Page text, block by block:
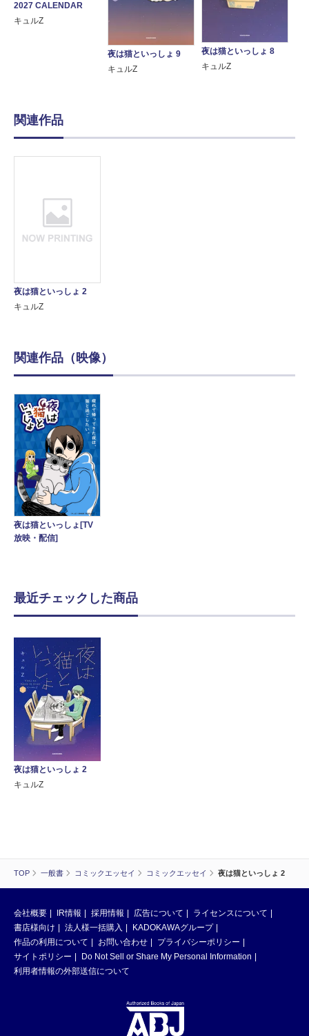
TOP 一般書 コミックエッセイ コミックエッセイ 夜は猫といっしょ 2
2027 CALENDAR
キュルZ
夜は猫といっしょ 9
キュルZ
夜は猫といっしょ 8
キュルZ
関連作品
夜は猫といっしょ 2
キュルZ
関連作品（映像）
夜は猫といっしょ[TV
放映・配信]
最近チェックした商品
夜は猫といっしょ 2
キュルZ
会社概要 IR情報 採用情報 広告について
ライセンスについて
書店様向け
法人様一括購入
KADOKAWAグループ
作品の利用について
お問い合わせ
プライバシーポリシー
サイトポリシー
Do Not Sell or Share My Personal Information
利用者情報の外部送信について